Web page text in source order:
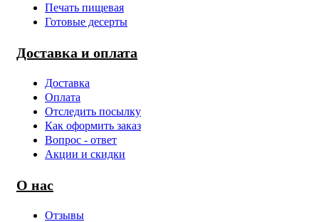
Печать пищевая
Готовые десерты
Доставка и оплата
Доставка
Оплата
Отследить посылку
Как оформить заказ
Вопрос - ответ
Акции и скидки
О нас
Отзывы